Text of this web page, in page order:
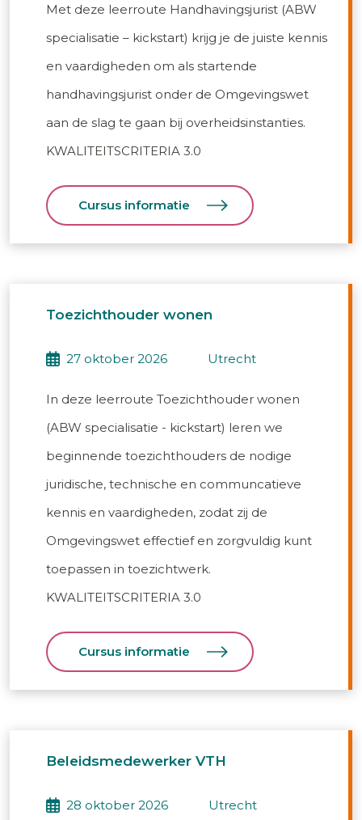
Met deze leerroute Handhavingsjurist (ABW
specialisatie – kickstart) krijg je de juiste kennis
en vaardigheden om als startende
handhavingsjurist onder de Omgevingswet
aan de slag te gaan bij overheidsinstanties.
KWALITEITSCRITERIA 3.0
Cursus informatie
Toezichthouder wonen
27 oktober 2026 utrecht
In deze leerroute Toezichthouder wonen
(ABW specialisatie - kickstart) leren we
beginnende toezichthouders de nodige
juridische, technische en communcatieve
kennis en vaardigheden, zodat zij de
Omgevingswet effectief en zorgvuldig kunt
toepassen in toezichtwerk.
KWALITEITSCRITERIA 3.0
Cursus informatie
Beleidsmedewerker VTH
28 oktober 2026 utrecht